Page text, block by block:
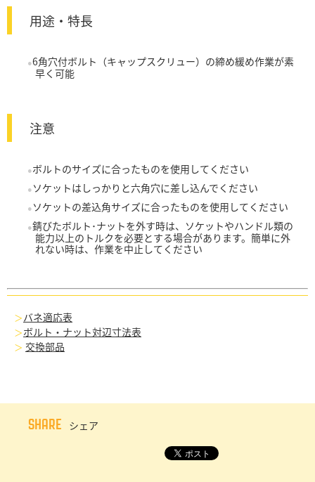
用途・特長
6角穴付ボルト（キャップスクリュー）の締め緩め作業が素
早く可能
注意
ボルトのサイズに合ったものを使用してください
ソケットはしっかりと六角穴に差し込んでください
ソケットの差込角サイズに合ったものを使用してください
錆びたボルト･ナットを外す時は、ソケットやハンドル類の
能力以上のトルクを必要とする場合があります。簡単に外
れない時は、作業を中止してください
バネ適応表
ボルト・ナット対辺寸法表
交換部品
SHARE シェア